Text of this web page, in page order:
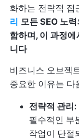
화하는 전략적 접
리 모든 SEO 노
함하며, 이 과정
니다
비즈니스 오브젝
중요한 이유는 다
전략적 관리:
필수적인 부
작업이 단절